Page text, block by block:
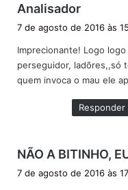
Analisador
s
e
:
7 de agosto de 2016 às
Imprecionante! Logo
perseguidor, ladõres,,só
quem invoca o mau ele
Responder
NÃO A BITINHO,
7 de agosto de 2016 às